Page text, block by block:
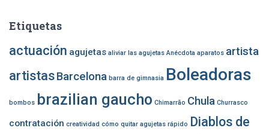
Etiquetas
actuación agujetas aliviar las agujetas Anécdota aparatos artista
artistasBarcelona barra de gimnasia Boleadoras
bombos brazilian gaucho Chimarrão Chula Churrasco
contratación creatividad cómo quitar agujetas rápido Diablos de